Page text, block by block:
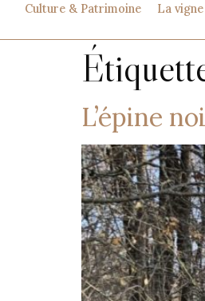
Culture & Patrimoine La
L’épine